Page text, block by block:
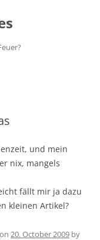
und mein
nix, mangels
fällt mir ja dazu
kleinen Artikel?
on 20. October 2009 by